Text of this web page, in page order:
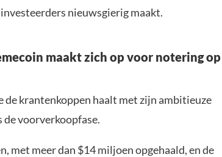
nieuwsgierig maakt.
maakt zich op voor notering op
de krantenkoppen haalt met zijn ambitieuze
voorverkoopfase.
met meer dan $14 miljoen opgehaald, en de